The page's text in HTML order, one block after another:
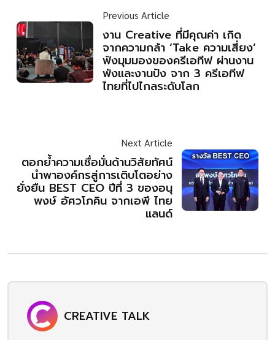
Previous Article
งาน Creative ที่มีคุณค่า เกิด
จากความกล้า ‘Take ความเสี่ยง’
ฟังมุมมองของครีเอทีฟ ผ่านงาน
พังและงานปัง จาก 3 ครีเอทีฟ
ไทยที่ไปไกลระดับโลก
Next Article
ตอกย้ำความเชื่อมั่นด้านวิสัยทัศน์
นำพาองค์กรสู่การเติบโตอย่าง
ยั่งยืน BEST CEO ปีที่ 3 ของอนุ
พงษ์ อัศวโภคิน จากเอพี ไทย
แลนด์
CREATIVE TALK